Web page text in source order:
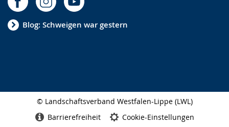
Blog: Schweigen war gestern
© Landschaftsverband Westfalen-Lippe (LWL)
Barrierefreiheit Cookie-Einstellungen